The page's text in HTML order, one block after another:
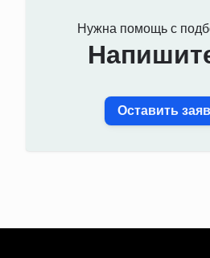
Нужна помощь с
Оставить